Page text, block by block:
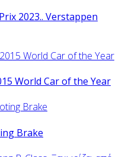
2023.. Verstappen
World Car of the Year
Brake